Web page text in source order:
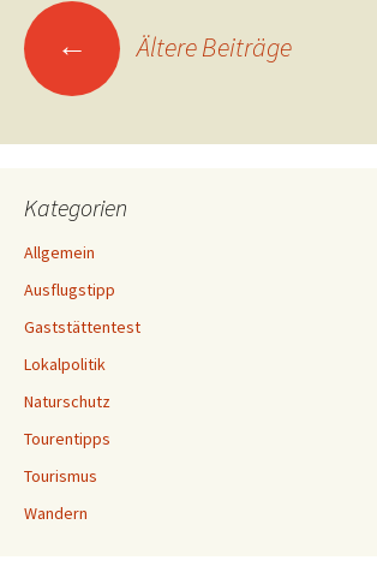
Beitrags-
Navigation
← Ältere Beiträge
Kategorien
Allgemein
Ausflugstipp
Gaststättentest
Lokalpolitik
Naturschutz
Tourentipps
Tourismus
Wandern